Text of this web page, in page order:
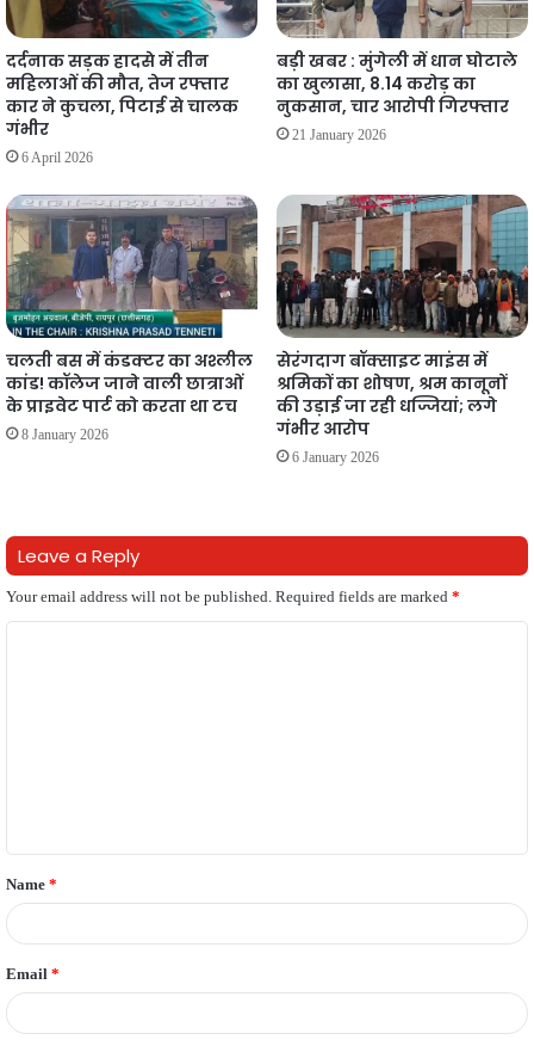
दर्दनाक सड़क हादसे में तीन
महिलाओं की मौत, तेज रफ्तार
कार ने कुचला, पिटाई से चालक
गंभीर
6 April 2026
बड़ी खबर : मुंगेली में धान घोटाले
का खुलासा, 8.14 करोड़ का
नुकसान, चार आरोपी गिरफ्तार
21 January 2026
चलती बस में कंडक्टर का अश्लील
कांड! कॉलेज जाने वाली छात्राओं
के प्राइवेट पार्ट को करता था टच
8 January 2026
सेरंगदाग बॉक्साइट माइंस में
श्रमिकों का शोषण, श्रम कानूनों
की उड़ाई जा रही धज्जियां; लगे
गंभीर आरोप
6 January 2026
Leave a Reply
Your email address will not be published. Required fields are marked *
t
*
Name *
Email *